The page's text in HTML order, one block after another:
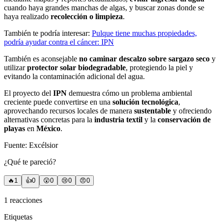
cuando haya grandes manchas de algas, y buscar zonas donde se
haya realizado recolección o limpieza.
También te podría interesar: Pulque tiene muchas propiedades,
podría ayudar contra el cáncer: IPN
También es aconsejable no caminar descalzo sobre sargazo seco y
utilizarprotector solar biodegradable, protegiendo la piel y
evitando la contaminación adicional del agua.
El proyecto del IPN demuestra cómo un problema ambiental
creciente puede convertirse en una solución tecnológica,
aprovechando recursos locales de manera sustentable y ofreciendo
alternativas concretas para la industria textil y la conservación de
playas en México.
Fuente: Excélsior
¿Qué te pareció?
🔥 1 👍0 😲0 😢0 😠0
1 reacciones
Etiquetas